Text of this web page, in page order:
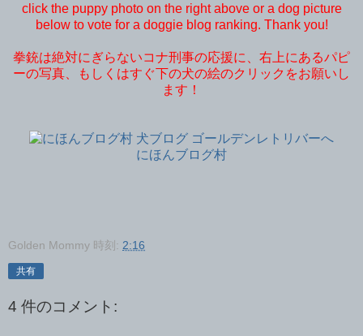
click the puppy photo on the right above or a dog picture
below to vote for a doggie blog ranking. Thank you!
拳銃は絶対にぎらないコナ刑事の応援に、右上にあるパピ
ーの写真、もしくはすぐ下の犬の絵のクリックをお願いし
ます！
にほんブログ村
Golden Mommy 時刻: 2:16
共有
4 件のコメント: